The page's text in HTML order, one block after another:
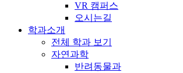
VR 캠퍼스
오시는길
학과소개
전체 학과 보기
자연과학
반려동물과